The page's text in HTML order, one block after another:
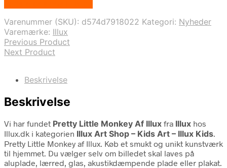
Varenummer (SKU): d574d7918022 Kategori: Nyheder
Varemærke: Illux
Previous Product
Next Product
Beskrivelse
Beskrivelse
Vi har fundet Pretty Little Monkey Af Illux fra Illux hos
Illux.dk i kategorien Illux Art Shop – Kids Art – Illux Kids.
Pretty Little Monkey af Illux. Køb et smukt og unikt kunstværk
til hjemmet. Du vælger selv om billedet skal laves på
aluplade, lærred, glas, akustikdæmpende plade eller plakat.